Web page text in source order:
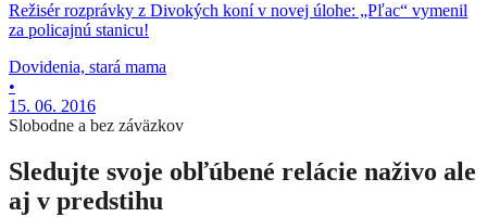
Režisér rozprávky z Divokých koní v novej úlohe: „Pľac“ vymenil
za policajnú stanicu!
Dovidenia, stará mama
•
15. 06. 2016
Slobodne a bez záväzkov
Sledujte svoje obľúbené relácie naživo ale
aj v predstihu